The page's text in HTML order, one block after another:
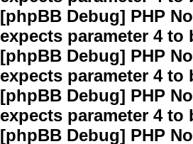
[phpBB Debug] PHP
expects parameter 4
[phpBB Debug] PHP
expects parameter 4
[phpBB Debug] PHP
expects parameter 4
[phpBB Debug] PHP